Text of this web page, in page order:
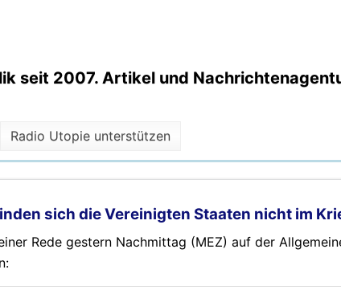
seit 2007. Artikel und
Radio Utopie unterstützen
sich die Vereinigten Staaten nicht im
Rede gestern Nachmittag (MEZ) auf der